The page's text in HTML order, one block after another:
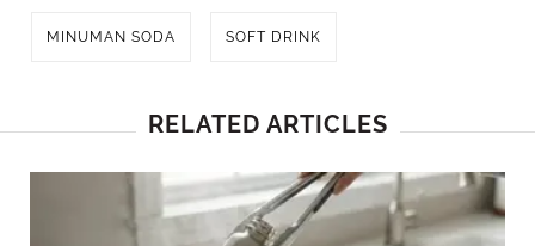
MINUMAN SODA SOFT DRINK
RELATED ARTICLES